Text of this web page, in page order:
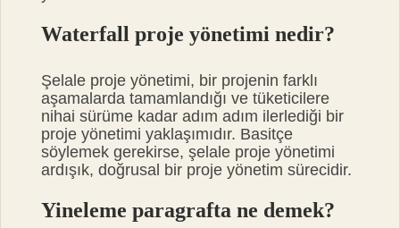
Waterfall proje yönetimi nedir?
Şelale proje yönetimi, bir projenin farklı
aşamalarda tamamlandığı ve tüketicilere
nihai sürüme kadar adım adım ilerlediği bir
proje yönetimi yaklaşımıdır. Basitçe
söylemek gerekirse, şelale proje yönetimi
ardışık, doğrusal bir proje yönetim sürecidir.
Yineleme paragrafta ne demek?